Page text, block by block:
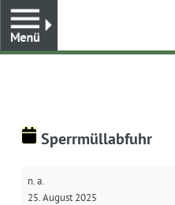
Sperrmüllabfuhr
n. a.
25. August 2025